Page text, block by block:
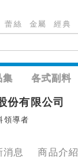
蕾絲 金屬 經典
集 各式副料
份有限公司
領導者
消息 商品介紹